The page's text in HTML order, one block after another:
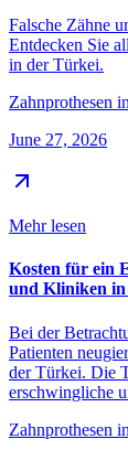
Falsche Zähne
Entdecken Sie
in der Türkei.
Zahnprothesen
June 27, 2026
Mehr lesen
Kosten für ein
und Kliniken
Bei der
Patienten
der Türkei. Die
erschwingliche
Zahnprothesen